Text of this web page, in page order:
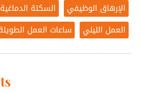
الإرهاق الوظيفي
السكتة الدماغية
العمل الليلي
ساعات العمل